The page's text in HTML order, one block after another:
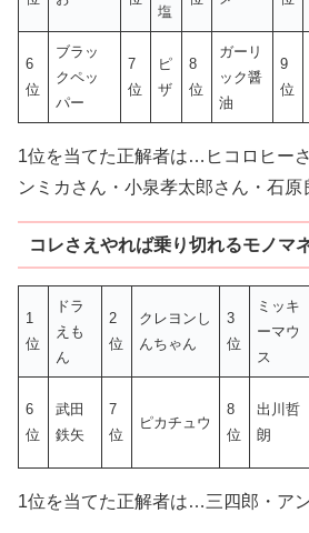
塩
6
位
ブラッ
クペッ
パー
7
位
ピ
ザ
8
位
ガーリ
ック醤
油
9
位
1位を当てた正解者は…ヒコロヒー
ンミカさん・小泉孝太郎さん・石原
コレさえやれば乗り切れるモノマ
1
位
ドラ
えも
ん
2
位
クレヨンし
んちゃん
3
位
ミッキ
ーマウ
ス
6
位
武田
鉄矢
7
位
ピカチュウ
8
位
出川哲
朗
1位を当てた正解者は…三四郎・ア